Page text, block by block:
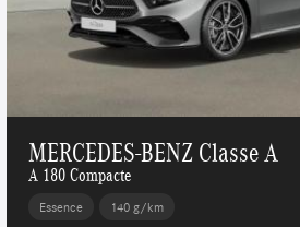
MERCEDES-BENZ Classe A
A 180 Compacte
Essence 140 g/km